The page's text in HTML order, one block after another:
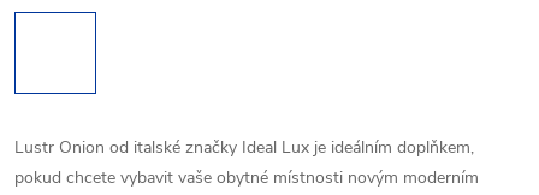
Lustr Onion od italské značky Ideal Lux je ideálním doplňkem,
pokud chcete vybavit vaše obytné místnosti novým moderním